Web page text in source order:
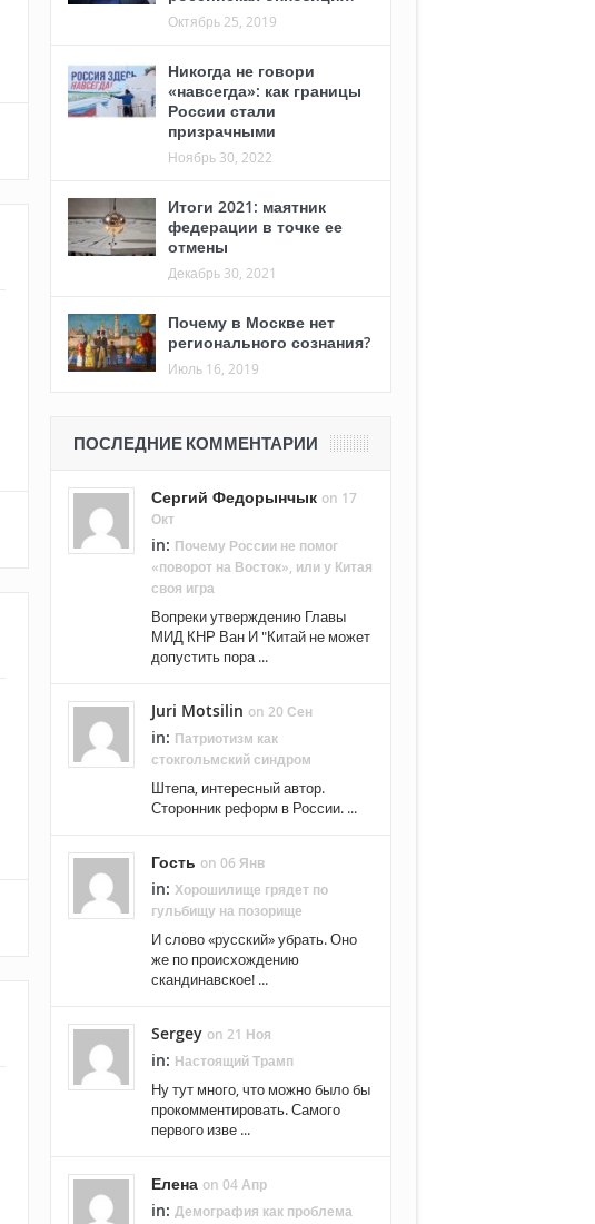
Октябрь 25, 2019
Никогда не говори
«навсегда»: как границы
России стали
призрачными
Ноябрь 30, 2022
Итоги 2021: маятник
федерации в точке ее
отмены
Декабрь 30, 2021
Почему в Москве нет
регионального сознания?
Июль 16, 2019
ПОСЛЕДНИЕ КОММЕНТАРИИ
Сергий Федорынчык on 17
Окт
in: Почему России не помог
«поворот на Восток», или у Китая
своя игра
Вопреки утверждению Главы
МИД КНР Ван И "Китай не может
допустить пора ...
Juri Motsilin on 20 Сен
in: Патриотизм как
стокгольмский синдром
Штепа, интересный автор.
Сторонник реформ в России. ...
Гость on 06 Янв
in: Хорошилище грядет по
гульбищу на позорище
И слово «русский» убрать. Оно
же по происхождению
скандинавское! ...
Sergey on 21 Ноя
in: Настоящий Трамп
Ну тут много, что можно было бы
прокомментировать. Самого
первого изве ...
Елена on 04 Апр
in: Демография как проблема